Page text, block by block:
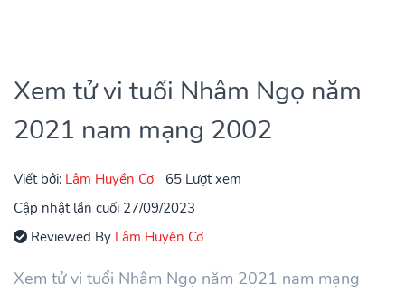
Xem tử vi tuổi Nhâm Ngọ năm
2021 nam mạng 2002
Viết bởi: Lâm Huyền Cơ
65 Lượt xem
Cập nhật lần cuối 27/09/2023
Reviewed By Lâm Huyền Cơ
Xem tử vi tuổi Nhâm Ngọ năm 2021 nam mạng